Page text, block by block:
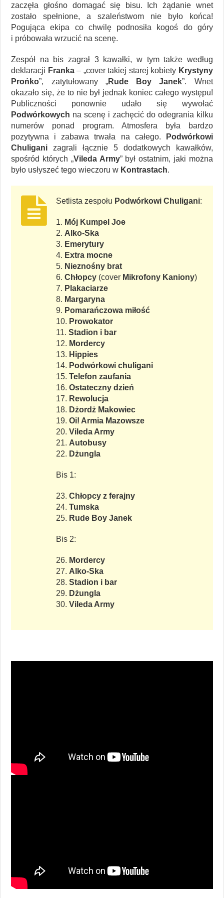
zaczęła głośno domagać się bisu. Ich żądanie wnet
zostało spełnione, a szaleństwom nie było końca!
Pogująca ekipa co chwilę podnosiła kogoś do góry
i próbowała wrzucić na scenę.
Zespół na bis zagrał 3 kawałki, w tym także według
deklaracji Franka– „cover takiej starej kobiety Krystyny
Prońko”, zatytułowany „Rude Boy Janek”. Wnet
okazało się, że to nie był jednak koniec całego występu!
Publiczności ponownie udało się wywołać
Podwórkowych na scenę i zachęcić do odegrania kilku
numerów ponad program. Atmosfera była bardzo
pozytywna i zabawa trwała na całego.
Podwórkowi
Chuligani zagrali łącznie 5 dodatkowych kawałków,
spośród których „Vileda Army” był ostatnim, jaki można
było usłyszeć tego wieczoru w Kontrastach.
Setlista zespołu Podwórkowi Chuligani:
1. Mój Kumpel Joe
2. Alko-Ska
3. Emerytury
4. Extra mocne
5. Nieznośny brat
6.Chłopcy (cover Mikrofony Kaniony)
7. Plakaciarze
8. Margaryna
9. Pomarańczowa miłość
10. Prowokator
11.Stadion i bar
12. Mordercy
13. Hippies
14. Podwórkowi chuligani
15.Telefon zaufania
16.Ostateczny dzień
17. Rewolucja
18. Dżordż Makowiec
19.Oi! Armia Mazowsze
20.Vileda Army
21. Autobusy
22. Dżungla
Bis 1:
23.Chłopcy z ferajny
24.Tumska
25. Rude Boy Janek
Bis 2:
26. Mordercy
27. Alko-Ska
28.Stadion i bar
29. Dżungla
30.Vileda Army